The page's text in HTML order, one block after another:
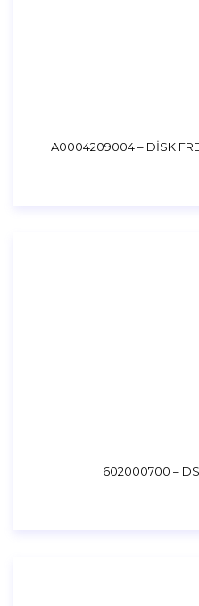
A0004209004 – DİSK
602000700 –